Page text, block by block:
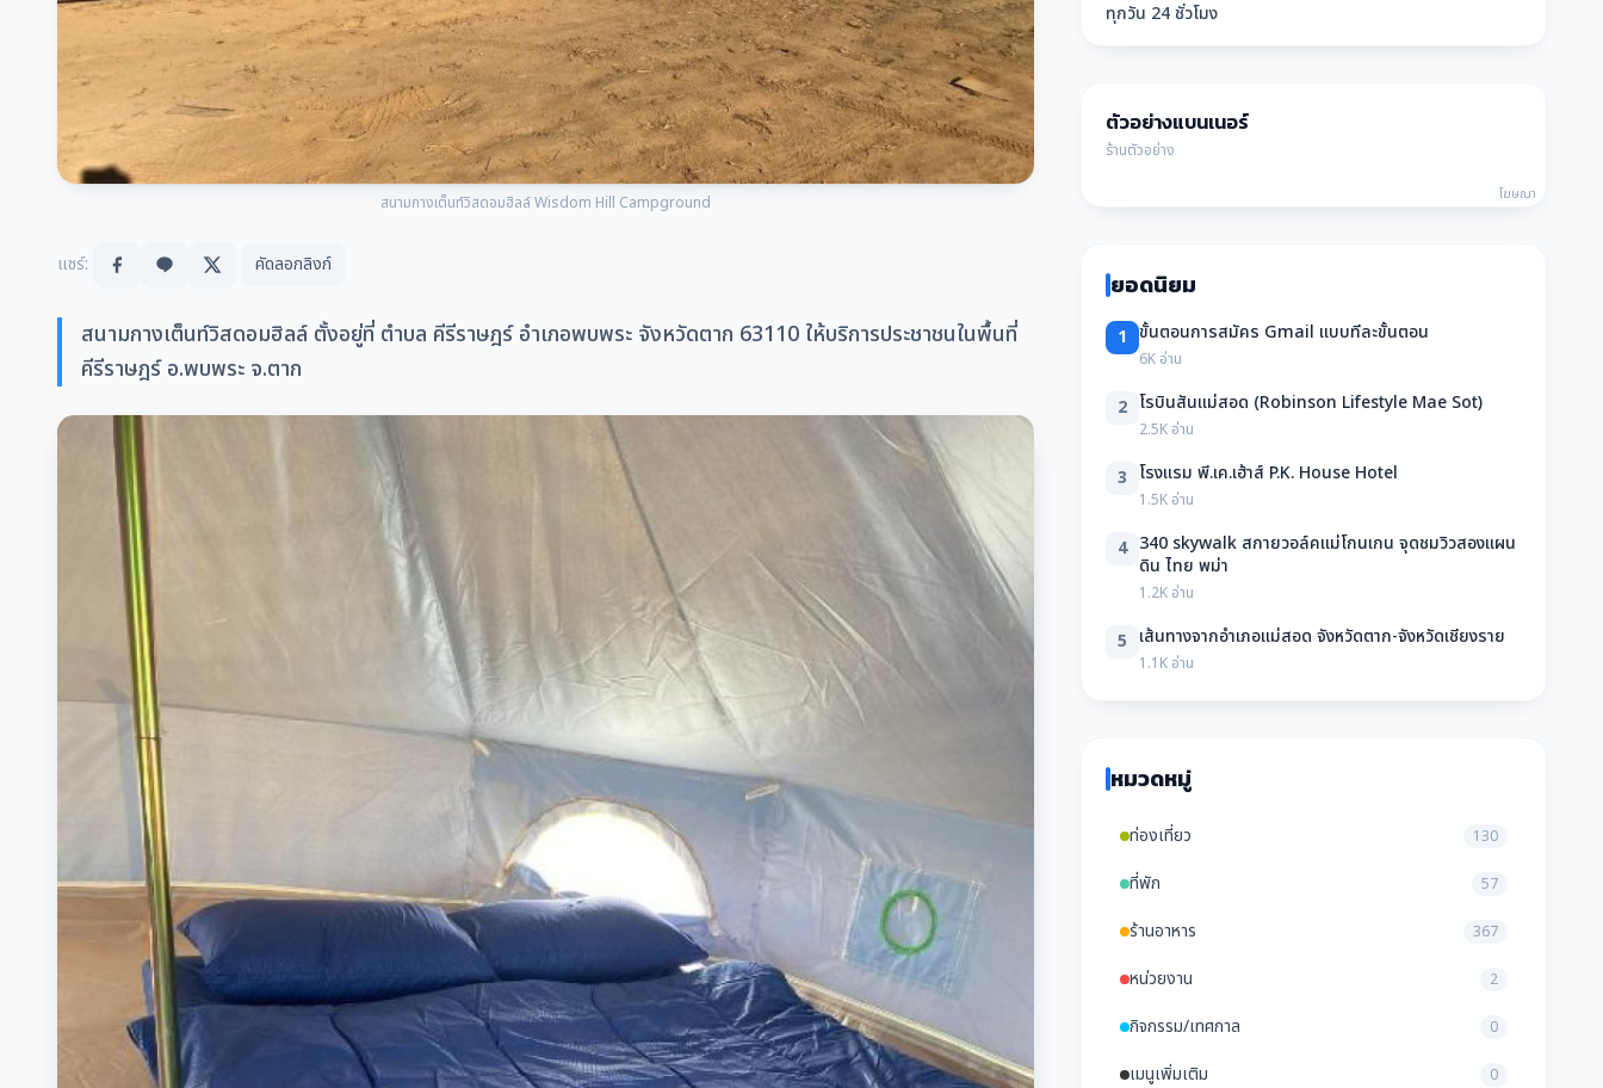
สนามกางเต็นท์วิสดอมฮิลล์ Wisdom Hill Campground
แชร์: คัดลอกลิงก์
สนามกางเต็นท์วิสดอมฮิลล์ ตั้งอยู่ที่ ตำบล คีรีราษฎร์ อำเภอพบพระ จังหวัดตาก 63110 ให้บริการประชาชนในพื้นที่
คีรีราษฎร์ อ.พบพระ จ.ตาก
ทุกวัน 24 ชั่วโมง
ตัวอย่างแบนเนอร์
ร้านตัวอย่าง
โฆษณา
ยอดนิยม
1 ขั้นตอนการสมัคร Gmail แบบทีละขั้นตอน
6K อ่าน
2 โรบินสันแม่สอด (Robinson Lifestyle Mae Sot)
2.5K อ่าน
3 โรงแรม พี.เค.เฮ้าส์ P.K. House Hotel
1.5K อ่าน
4 340 skywalk สกายวอล์คแม่โกนเกน จุดชมวิวสองแผน
ดิน ไทย พม่า
1.2K อ่าน
5 เส้นทางจากอำเภอแม่สอด จังหวัดตาก-จังหวัดเชียงราย
1.1K อ่าน
หมวดหมู่
ท่องเที่ยว 130
ที่พัก 57
ร้านอาหาร 367
หน่วยงาน 2
กิจกรรม/เทศกาล 0
เมนูเพิ่มเติม 0